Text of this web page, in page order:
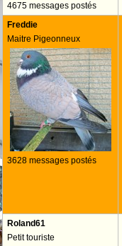
4675 messages postés
Freddie
Maitre Pigeonneux
3628 messages postés
Roland61
Petit touriste